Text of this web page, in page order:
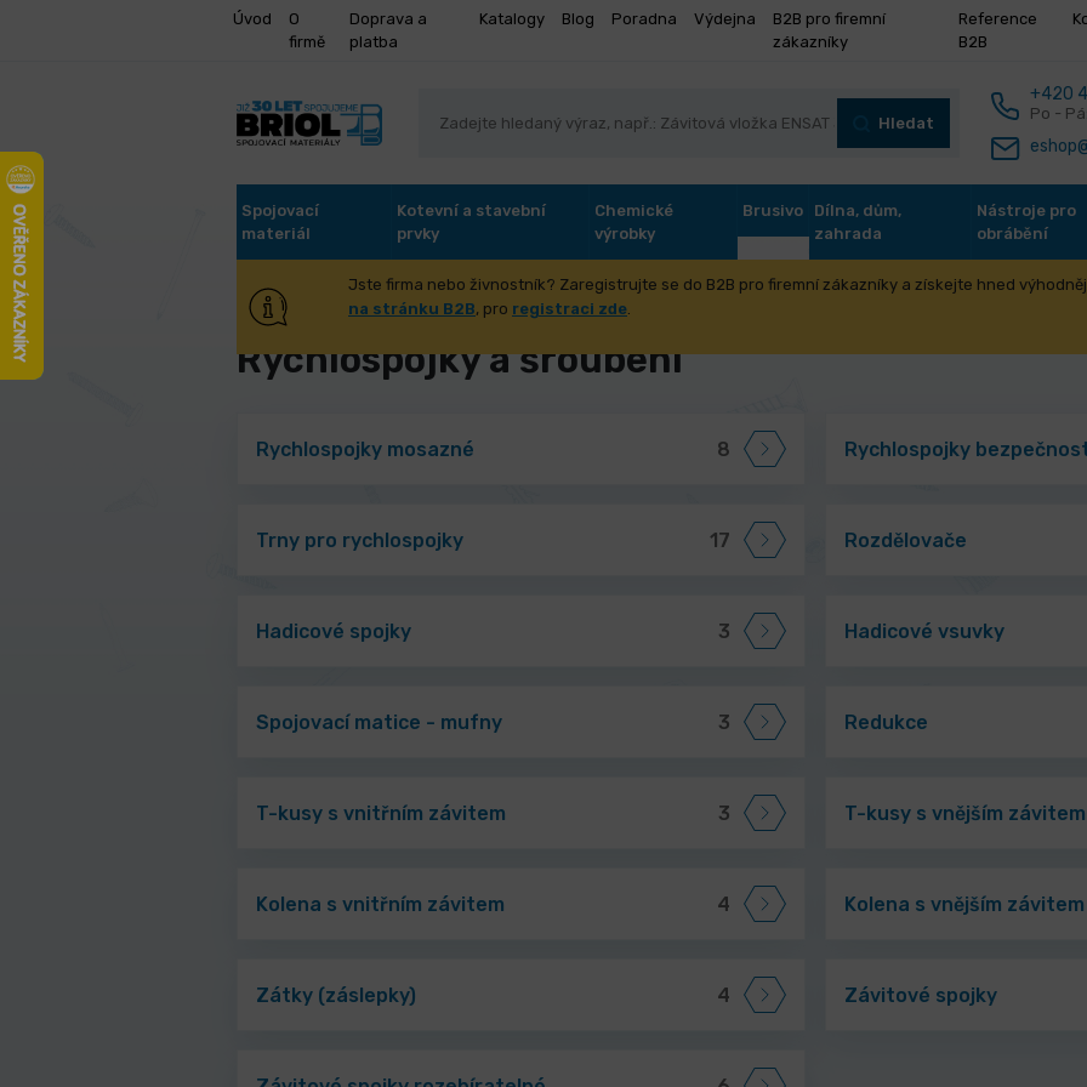
Úvod
O
firmě
Doprava a
platba
Katalogy Blog Poradna Výdejna
B2B pro firemní
zákazníky
Reference
B2B
Hledat
+420
Po -
Spojovací
materiál
Kotevní a stavební
prvky
Chemické
výrobky
Brusivo
Dílna, dům,
zahrada
Nástroje pro
obrábění
Jste firma nebo živnostník? Zaregistrujte se do B2B pro firemní zákazníky a získejte hned
na stránku B2B, pro registraci zde.
Úvod Stroje a příslušenství Technika na stlačený vzduch
Rychlospojky a šroubení
Rychlospojky mosazné 8 Rychlospojky
Trny pro rychlospojky 17 Rozdělovače
Hadicové spojky 3 Hadicové vsuvky
Spojovací matice - mufny 3 Redukce
T-kusy s vnitřním závitem 3 T-kusy s vnějším závitem
Kolena s vnitřním závitem 4 Kolena s vnějším závitem
Zátky (záslepky) 4 Závitové spojky